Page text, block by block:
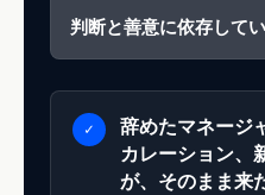
判断と善意に依存してい
✓
辞めたマネージ
カレーション、
が、そのまま来